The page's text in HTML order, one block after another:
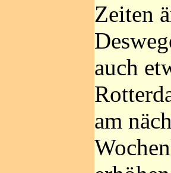
Zeiten
auch
am